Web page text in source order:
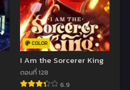
COLOR
I Am the Sorcerer King
ตอนที่ 128
6.9